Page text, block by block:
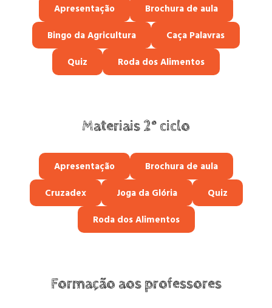
Apresentação
Brochura de aula
Bingo da Agricultura
Caça Palavras
Quiz
Roda dos Alimentos
Materiais 2º ciclo
Apresentação
Brochura de aula
Cruzadex
Joga da Glória
Quiz
Roda dos Alimentos
Formação aos professores